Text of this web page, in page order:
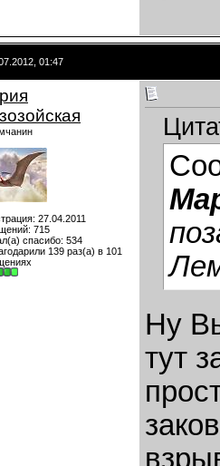
01:47
27.04.2011
715
спасибо: 534
139 раз(а) в 101
Ну
тут